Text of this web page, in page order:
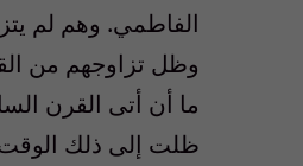
الفاطمي. وهم لم
وظل تزاوجهم من
ما أن أتى القرن
ظلت إلى ذلك